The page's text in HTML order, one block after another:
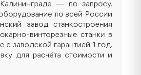
— по запросу.
по всей России
завод станкостроения
винторезные станки в
с заводской гарантией 1 год.
для расчёта стоимости и